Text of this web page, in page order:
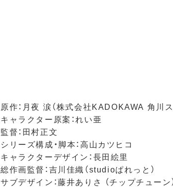
原作：月夜 涙（株式会社KADOKAWA 角川
キャラクター原案：れい亜
監督：田村正文
シリーズ構成・脚本：高山カツヒコ
キャラクターデザイン：長田絵里
総作画監督：吉川佳織（studioぱれっと）
サブデザイン：藤井ありさ （チップチューン